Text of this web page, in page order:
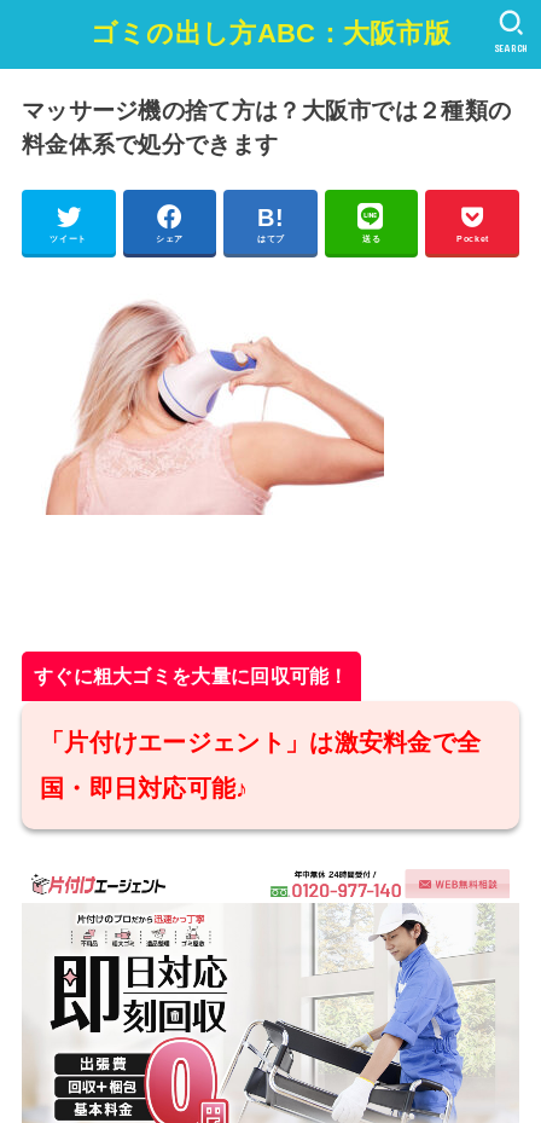
ゴミの出し方ABC：大阪市版 SEARCH
マッサージ機の捨て方は？大阪市では２種類の
料金体系で処分できます
ツイート シェア はてブ 送る Pocket
すぐに粗大ゴミを大量に回収可能！
「片付けエージェント」は激安料金で全
国・即日対応可能♪